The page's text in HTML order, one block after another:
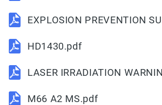
EXPLOSION PREVENTION
HD1430.pdf
LASER IRRADIATION
M66 A2 MS.pdf